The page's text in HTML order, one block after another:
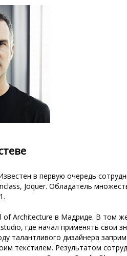
в первую очередь
Joquer. Обладатель
of Architecture в Мадриде. В том
где начал применять свои
талантливого дизайнера
текстилем. Результатом